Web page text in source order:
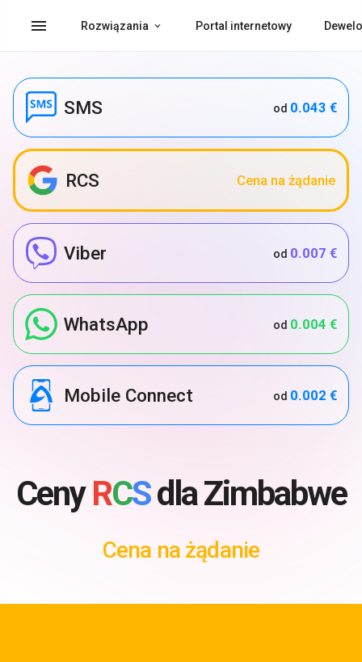
menu Rozwiązania Portal internetowy
SMS od 0.043 €
RCS Cena na żądanie
Viber od 0.007 €
WhatsApp od 0.004 €
Mobile Connect od 0.002 €
CenyRCSdla Zimbabwe
Cena na żądanie